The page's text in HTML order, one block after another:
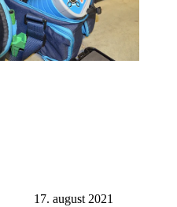
17. august 2021